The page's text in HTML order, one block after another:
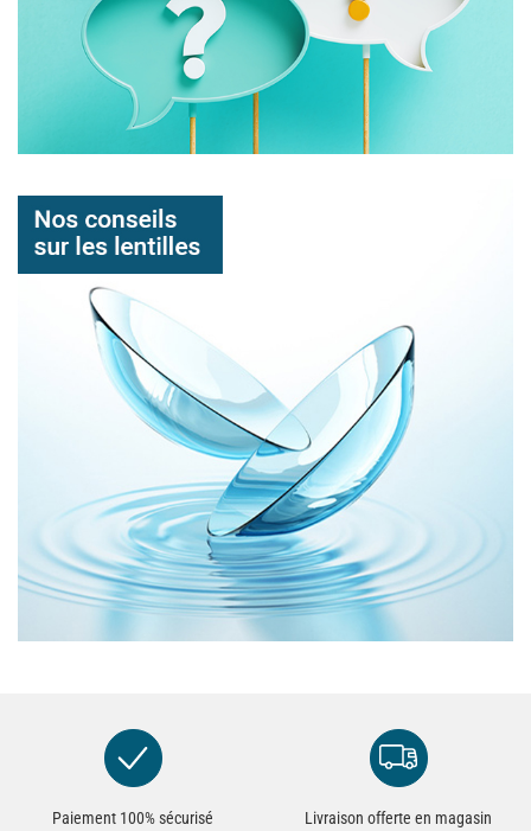
Paiement 100% sécurisé
Livraison offerte en magasin